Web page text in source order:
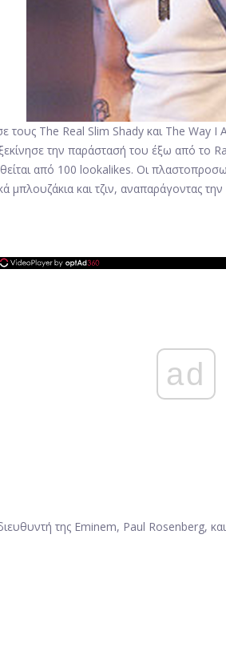
τους The Real Slim Shady και The Way I
την παράστασή του έξω από το
από 100 lookalikes. Οι
μπλουζάκια και τζιν, αναπαράγοντας
ad
της Eminem, Paul Rosenberg,